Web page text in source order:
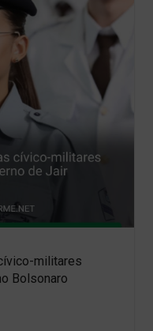
militares
Bolsonaro